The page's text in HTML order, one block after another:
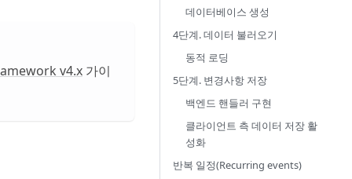
v4.x 가이
데이터베이스 생성
4단계. 데이터 불러오기
동적 로딩
5단계. 변경사항 저장
백엔드 핸들러 구현
클라이언트 측 데이터 저장 활
성화
반복 일정(Recurring events)